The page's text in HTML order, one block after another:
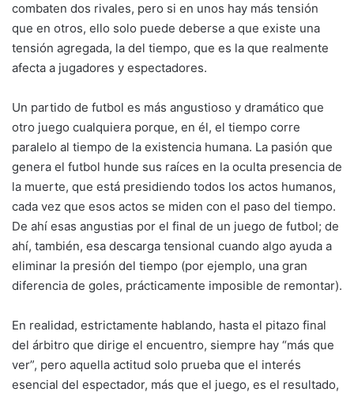
combaten dos rivales, pero si en unos hay más tensión
que en otros, ello solo puede deberse a que existe una
tensión agregada, la del tiempo, que es la que realmente
afecta a jugadores y espectadores.
Un partido de futbol es más angustioso y dramático que
otro juego cualquiera porque, en él, el tiempo corre
paralelo al tiempo de la existencia humana. La pasión que
genera el futbol hunde sus raíces en la oculta presencia de
la muerte, que está presidiendo todos los actos humanos,
cada vez que esos actos se miden con el paso del tiempo.
De ahí esas angustias por el final de un juego de futbol; de
ahí, también, esa descarga tensional cuando algo ayuda a
eliminar la presión del tiempo (por ejemplo, una gran
diferencia de goles, prácticamente imposible de remontar).
En realidad, estrictamente hablando, hasta el pitazo final
del árbitro que dirige el encuentro, siempre hay “más que
ver”, pero aquella actitud solo prueba que el interés
esencial del espectador, más que el juego, es el resultado,